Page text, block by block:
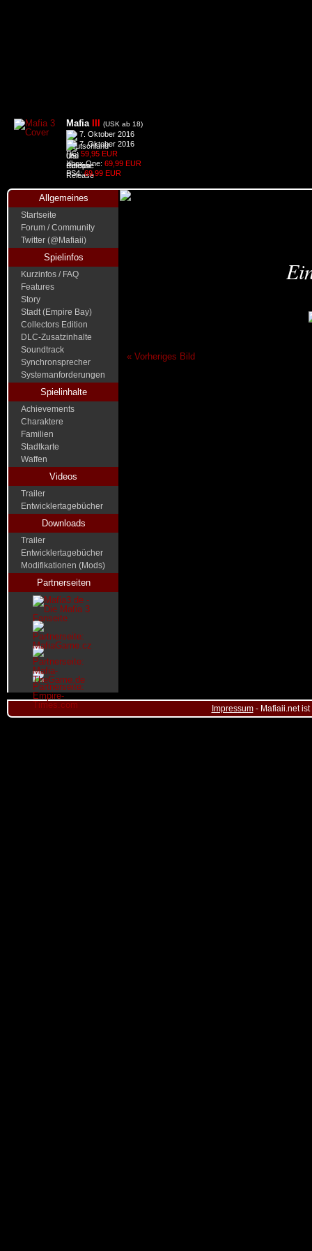
Mafia (USK ab 18)
7. Oktober 2016
7. Oktober 2016
PC: 59,95 EUR
Xbox One: 69,99 EUR
PS4:69,99 EUR
Allgemeines
Startseite
Forum / Community
Twitter (@Mafiaii)
Spielinfos
Kurzinfos / FAQ
Features
Story
Stadt (Empire Bay)
Collectors Edition
DLC-Zusatzinhalte
Soundtrack
Synchronsprecher
Systemanforderungen
Spielinhalte
Achievements
Charaktere
Familien
Stadtkarte
Waffen
Videos
Trailer
Entwicklertagebücher
Downloads
Trailer
Entwicklertagebücher
Modifikationen (Mods)
Partnerseiten
« Vorheriges Bild
Impressum- Mafiaii.net ist